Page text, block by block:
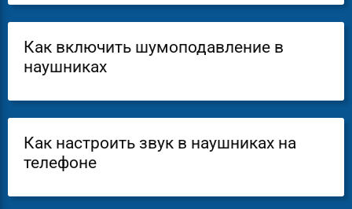
Как включить шумоподавление в
наушниках
Как настроить звук в наушниках на
телефоне